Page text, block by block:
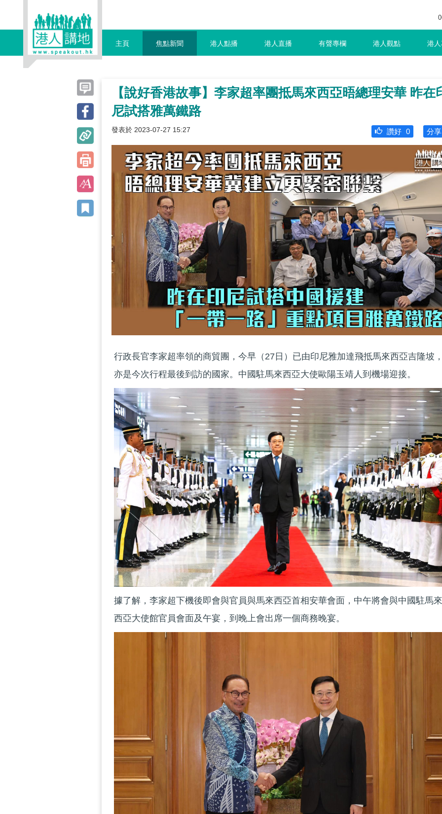
主頁 焦點新聞 港人點播 港人直播 有聲專欄 港人觀點 港
【說好香港故事】李家超率團抵馬來西亞晤總理安華 昨在
尼試搭雅萬鐵路
發表於 2023-07-27 15:27 分享
讚好 0
行政長官李家超率領的商貿團，今早（27日）已由印尼雅加達飛抵馬來西亞吉隆坡
亦是今次行程最後到訪的國家。中國駐馬來西亞大使歐陽玉靖人到機場迎接。
據了解，李家超下機後即會與官員與馬來西亞首相安華會面，中午將會與中國駐馬來
西亞大使館官員會面及午宴，到晚上會出席一個商務晚宴。